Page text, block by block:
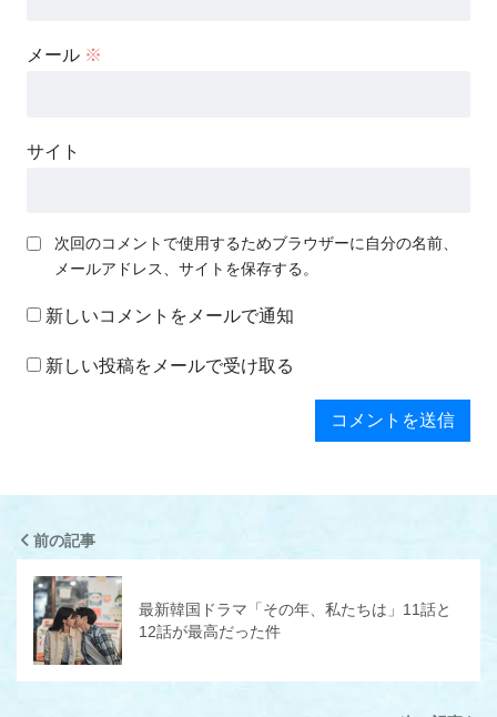
メール ※
サイト
次回のコメントで使用するためブラウザーに自分の名前、
メールアドレス、サイトを保存する。
新しいコメントをメールで通知
新しい投稿をメールで受け取る
前の記事
最新韓国ドラマ「その年、私たちは」11話と
12話が最高だった件